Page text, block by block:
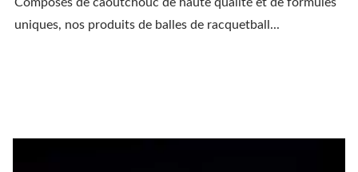
uniques, nos produits de balles de racquetball...